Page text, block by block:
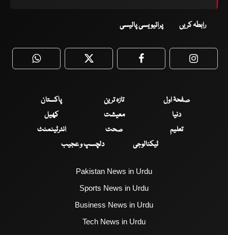
رابطہ کریں پرائیویسی پالیسی
WhatsApp Twitter Facebook
صفحۂ اول تازہ ترین
پاکستان
دنیا
معیشت
کھیل
تعلیم
صحت
انٹرٹینمنٹ
ٹیکنالوجی
دلچسپ و عجیب
Pakistan News in Urdu
Sports News in Urdu
Business News in Urdu
Tech News in Urdu